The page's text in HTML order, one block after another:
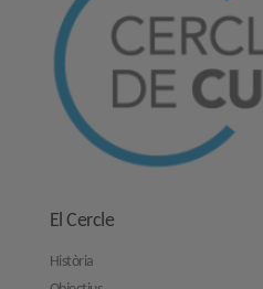
El Cercle
Història